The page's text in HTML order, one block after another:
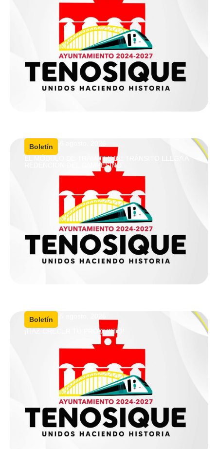
Boletín
EL MÓDULO DE TRÁMITES DE TRÁNSITO LLEGA A
REDENCIÓN DEL CAMPESINO
Boletín
¡HAZ CRECER TU PRODUCTO!